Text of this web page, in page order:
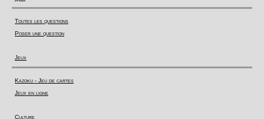
Toutes les questions
Poser une question
Jeux
Kazoku - Jeu de cartes
Jeux en ligne
Culture